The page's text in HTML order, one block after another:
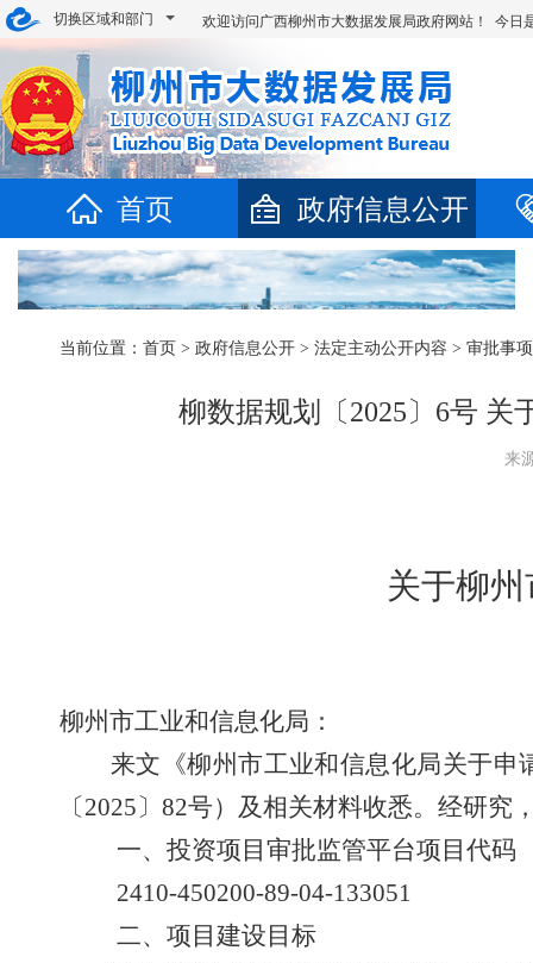
切换区域和部门 欢迎访问广西柳州市大数据发展局政府网站！ 今日
首页 政府信息公开
当前位置： 首页 > 政府信息公开 > 法定主动公开内容 > 审批事项
柳数据规划〔2025〕6号
来
关于柳
柳州市工业和信息化局：
来文《柳州市工业和信息化局关于
〔2025〕 82号）及相关材料收悉。经研究
一、投资项目审批监管平台项目代码
2410-450200-89-04-133051
二、项目建设目标